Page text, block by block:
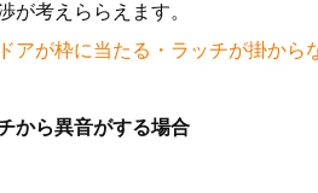
が考えららえます。
アが枠に当たる・ラッチが掛から
から異音がする場合